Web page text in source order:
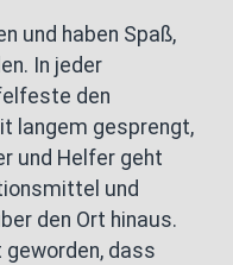
und haben Spaß,
In jeder
den
langem gesprengt,
und Helfer geht
und
den Ort hinaus.
dass